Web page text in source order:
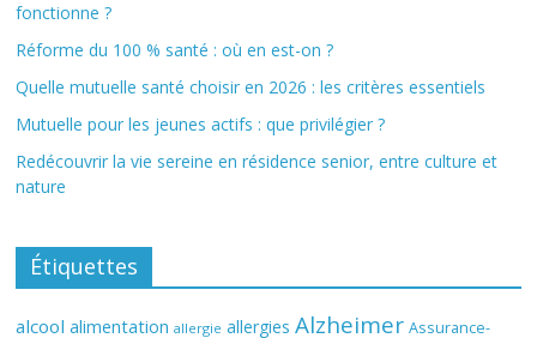
fonctionne ?
Réforme du 100 % santé : où en est-on ?
Quelle mutuelle santé choisir en 2026 : les critères essentiels
Mutuelle pour les jeunes actifs : que privilégier ?
Redécouvrir la vie sereine en résidence senior, entre culture et
nature
Étiquettes
alcool alimentation allergie allergies Alzheimer Assurance-